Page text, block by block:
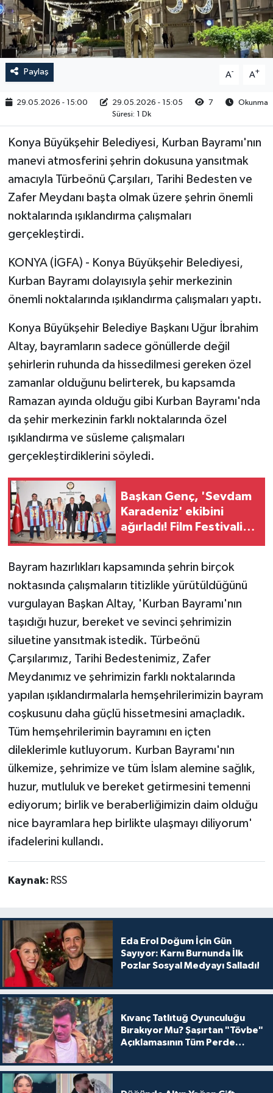
Paylaş A- A+
29.05.2026 - 15:00 29.05.2026 - 15:05 7
Okunma
Süresi: 1 Dk
Konya Büyükşehir Belediyesi, Kurban Bayramı'nın
manevi atmosferini şehrin dokusuna yansıtmak
amacıyla Türbeönü Çarşıları, Tarihi Bedesten ve
Zafer Meydanı başta olmak üzere şehrin önemli
noktalarında ışıklandırma çalışmaları
gerçekleştirdi.
KONYA (İGFA) - Konya Büyükşehir Belediyesi,
Kurban Bayramı dolayısıyla şehir merkezinin
önemli noktalarında ışıklandırma çalışmaları yaptı.
Konya Büyükşehir Belediye Başkanı Uğur İbrahim
Altay, bayramların sadece gönüllerde değil
şehirlerin ruhunda da hissedilmesi gereken özel
zamanlar olduğunu belirterek, bu kapsamda
Ramazan ayında olduğu gibi Kurban Bayramı'nda
da şehir merkezinin farklı noktalarında özel
ışıklandırma ve süsleme çalışmaları
gerçekleştirdiklerini söyledi.
Başkan Genç, 'Sevdam
Karadeniz' ekibini
ağırladı! Film Festivali
Bayram hazırlıkları kapsamında şehrin birçok
noktasında çalışmaların titizlikle yürütüldüğünü
vurgulayan Başkan Altay, 'Kurban Bayramı'nın
taşıdığı huzur, bereket ve sevinci şehrimizin
siluetine yansıtmak istedik. Türbeönü
Çarşılarımız, Tarihi Bedestenimiz, Zafer
Meydanımız ve şehrimizin farklı noktalarında
yapılan ışıklandırmalarla hemşehrilerimizin bayram
coşkusunu daha güçlü hissetmesini amaçladık.
Tüm hemşehrilerimin bayramını en içten
dileklerimle kutluyorum. Kurban Bayramı'nın
ülkemize, şehrimize ve tüm İslam alemine sağlık,
huzur, mutluluk ve bereket getirmesini temenni
ediyorum; birlik ve beraberliğimizin daim olduğu
nice bayramlara hep birlikte ulaşmayı diliyorum'
ifadelerini kullandı.
Kaynak: RSS
Eda Erol Doğum İçin Gün
Sayıyor: Karnı Burnunda İlk
Pozlar Sosyal Medyayı Salladı!
Kıvanç Tatlıtuğ Oyunculuğu
Bırakıyor Mu? Şaşırtan "Tövbe"
Açıklamasının Tüm Perde
RESMİ İLAN